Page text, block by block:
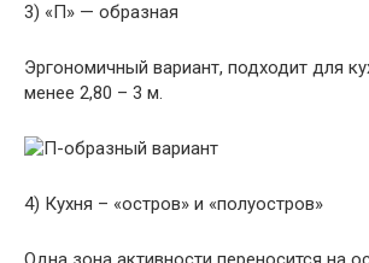
3) «П» — образная
Эргономичный вариант, подходит для
менее 2,80 – 3 м.
4) Кухня – «остров» и «полуостров»